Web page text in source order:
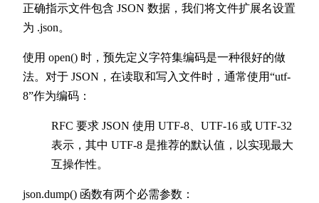
正确指示文件包含 JSON 数据，我们将文件扩展名设置
为 .json。
使用 open() 时，预先定义字符集编码是一种很好的做
法。对于 JSON，在读取和写入文件时，通常使用“utf-
8”作为编码：
RFC 要求 JSON 使用 UTF-8、UTF-16 或 UTF-32
表示，其中 UTF-8 是推荐的默认值，以实现最大
互操作性。
json.dump() 函数有两个必需参数：